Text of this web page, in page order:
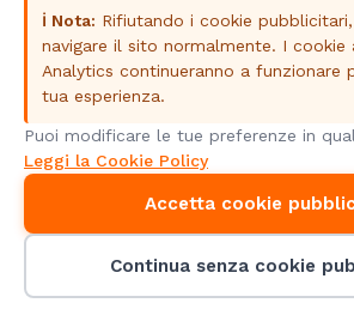
Via del Brennero 316, Torre A Sud
38121 Trento TN, Italia
info@qubee.it
+39 331 800 2156
© 2024 Qubee™. Tutti i diritti riservati. |
| UAS ITEgX2nfjL
ℹ️ Nota: Rifiutando i cookie
navigare il sito normalmente. I cookie
Analytics continueranno a funzionare
tua esperienza.
Puoi modificare le tue preferenze in
Leggi la Cookie Policy
Accetta cookie
Continua senza cookie